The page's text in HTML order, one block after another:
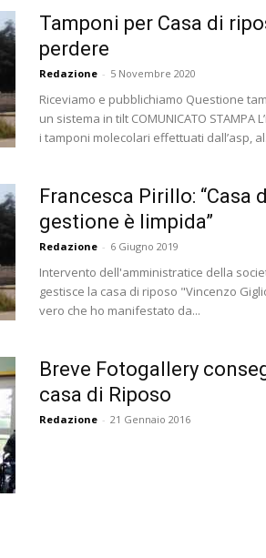
Tamponi per Casa di
perdere
Redazione - 5 Novembre 2020
Riceviamo e pubblichiamo Questione
un sistema in tilt COMUNICATO
i tamponi molecolari effettuati dall’asp,
Francesca Pirillo: “Casa
gestione è limpida”
Redazione - 6 Giugno 2019
Intervento dell'amministratice della
gestisce la casa di riposo "Vincenzo
vero che ho manifestato da...
Breve Fotogallery
casa di Riposo
Redazione - 21 Gennaio 2016